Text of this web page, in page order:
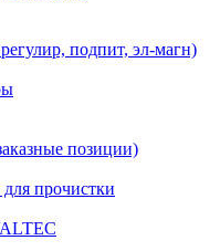
подпит, эл-магн)
позиции)
прочистки